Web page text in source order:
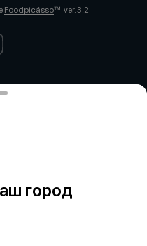
Foodpicássover. 3.2
город